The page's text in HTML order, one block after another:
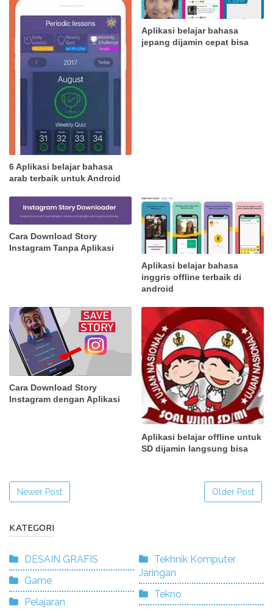
6 Aplikasi belajar bahasa
arab terbaik untuk Android
Aplikasi belajar bahasa
jepang dijamin cepat bisa
Cara Download Story
Instagram Tanpa Aplikasi
Aplikasi belajar bahasa
inggris offline terbaik di
android
Cara Download Story
Instagram dengan Aplikasi
Aplikasi belajar offline untuk
SD dijamin langsung bisa
Newer Post Older Post
KATEGORI
DESAIN GRAFIS
Game
Pelajaran
Tekhnik Komputer
Jaringan
Tekno